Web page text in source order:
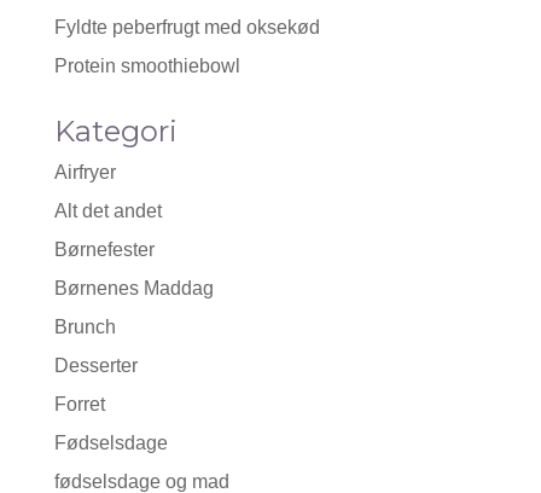
Fyldte peberfrugt med oksekød
Protein smoothiebowl
Kategori
Airfryer
Alt det andet
Børnefester
Børnenes Maddag
Brunch
Desserter
Forret
Fødselsdage
fødselsdage og mad